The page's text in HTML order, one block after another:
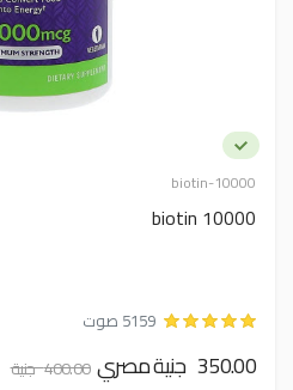
biotin-10000
biotin 10000
5159 صوت
350.00 جنية مصري 400.00 جنية